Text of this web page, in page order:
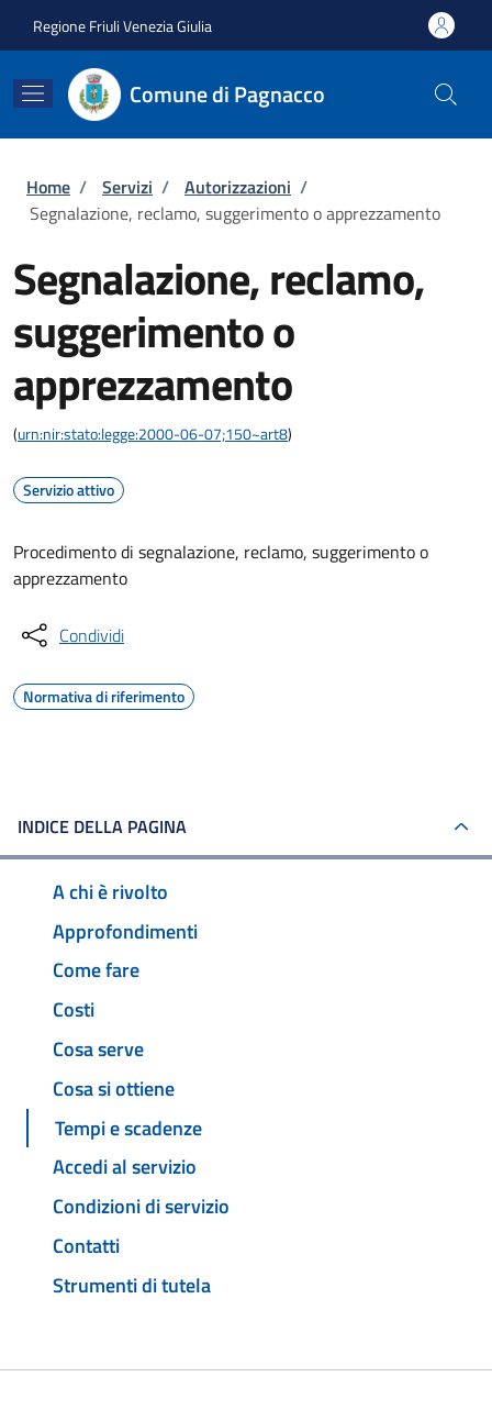
Regione Friuli Venezia Giulia
Comune di Pagnacco
Briciole di pane
Home / Servizi / Autorizzazioni /
Segnalazione, reclamo, suggerimento o apprezzamento
Segnalazione, reclamo,
suggerimento o
apprezzamento
(urn:nir:stato:legge:2000-06-07;150~art8)
Servizio attivo
Procedimento di segnalazione, reclamo, suggerimento o
apprezzamento
Condividi
Normativa di riferimento
INDICE DELLA PAGINA
A chi è rivolto
Approfondimenti
Come fare
Costi
Cosa serve
Cosa si ottiene
Tempi e scadenze
Accedi al servizio
Condizioni di servizio
Contatti
Strumenti di tutela